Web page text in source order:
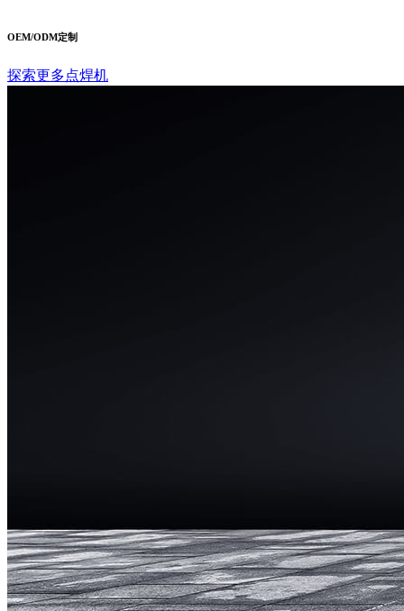
OEM/ODM定制
探索更多点焊机